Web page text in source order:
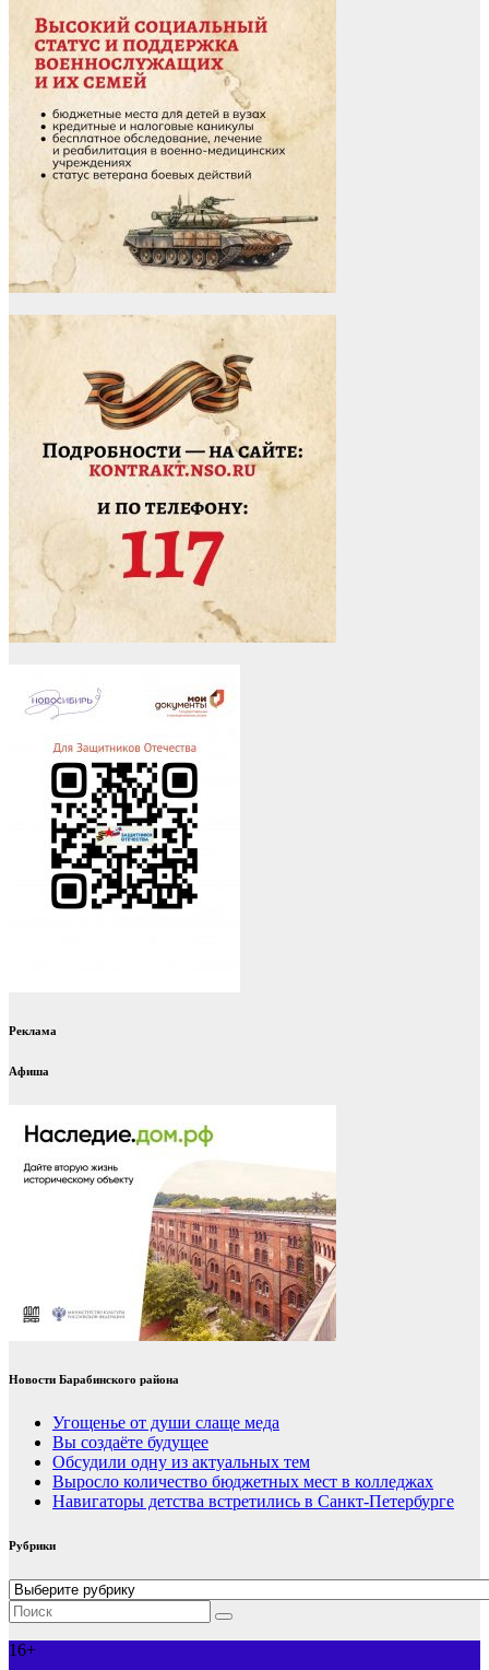
Реклама
Афиша
Новости Барабинского района
Угощенье от души слаще меда
Вы создаёте будущее
Обсудили одну из актуальных тем
Выросло количество бюджетных мест в колледжах
Навигаторы детства встретились в Санкт-Петербурге
Рубрики
Рубрики
16+